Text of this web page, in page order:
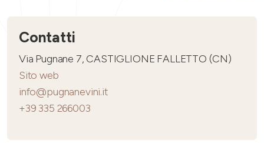
Contatti
Via Pugnane 7, CASTIGLIONE FALLETTO (CN)
Sito web
info@pugnanevini.it
+39 335 266003